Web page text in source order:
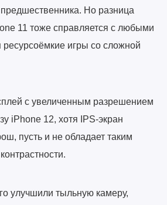
Но разница
11 тоже справляется с любыми
игры со сложной
с увеличенным разрешением
iPhone 12, хотя IPS-экран
пусть и не обладает таким
улучшили тыльную камеру,